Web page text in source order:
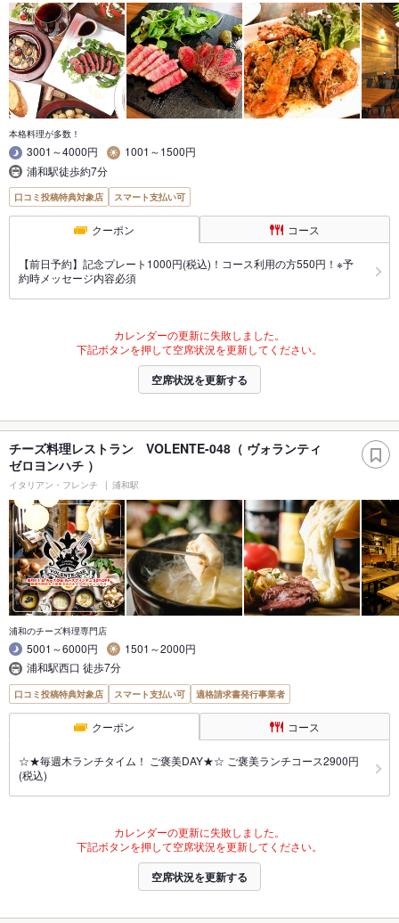
本格料理が多数！
3001～4000円
1001～1500円
浦和駅徒歩約7分
口コミ投稿特典対象店 スマート支払い可
クーポン コース
【前日予約】記念プレート1000円(税込)！コース利用の方550円！※予
約時メッセージ内容必須
カレンダーの更新に失敗しました。
下記ボタンを押して空席状況を更新してください。
空席状況を更新する
チーズ料理レストラン VOLENTE-048（ ヴォランティ
ゼロヨンハチ ）
イタリアン・フレンチ 浦和駅
浦和のチーズ料理専門店
5001～6000円
1501～2000円
浦和駅西口 徒歩7分
口コミ投稿特典対象店 スマート支払い可 適格請求書発行事業者
クーポン コース
☆★毎週木ランチタイム！ ご褒美DAY★☆ ご褒美ランチコース2900円
(税込)
カレンダーの更新に失敗しました。
下記ボタンを押して空席状況を更新してください。
空席状況を更新する